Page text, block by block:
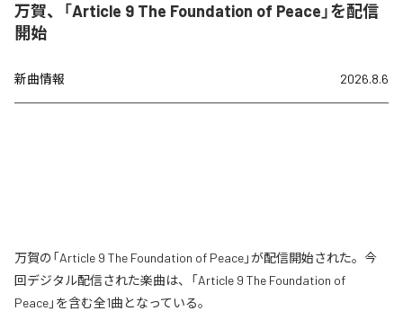
万賀、「Article 9 The Foundation of Peace」を配信
開始
新曲情報 2026.8.6
万賀の「Article 9 The Foundation of Peace」が配信開始された。今
回デジタル配信された楽曲は、「Article 9 The Foundation of
Peace」を含む全1曲となっている。